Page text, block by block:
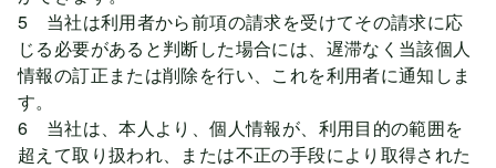
5 当社は利用者から前項の請求を受けてその請求に応
じる必要があると判断した場合には、遅滞なく当該個人
情報の訂正または削除を行い、これを利用者に通知しま
す。
6 当社は、本人より、個人情報が、利用目的の範囲を
超えて取り扱われ、または不正の手段により取得された